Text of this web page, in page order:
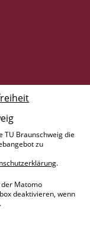
TU Braunschweig die
zu
.
der Matomo
deaktivieren, wenn